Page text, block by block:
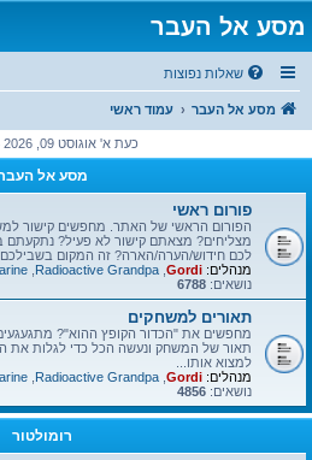
מסע אל העבר
שאלות נפוצות
מסע אל העבר עמוד ראשי
כעת א' אוגוסט 09, 2026 11:04 am
מסע אל
פורום ראשי
הפורום הראשי של האתר. מחפשים קישור
מצליחים? מצאתם קישור לא פעיל? נתקעתם
לכם חידוש/הערה/הארה? זה המקום
מנהלים: Gordi
Radioactive Grandpa
נושאים: 6788
תאורים למשחקים
מחפשים את "הכדור הקופץ ההוא"?
תאור של המשחק ונעשה הכל כדי לגלות את
למצוא אותו...
מנהלים: Gordi
Radioactive Grandpa
נושאים: 4856
רומולטור